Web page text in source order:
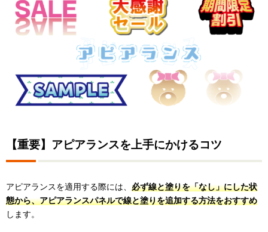
【重要】アピアランスを上手にかけるコツ
アピアランスを適用する際には、 必ず線と塗りを「なし」にした状
態から、アピアランスパネルで線と塗りを追加する方法をおすすめ
します。